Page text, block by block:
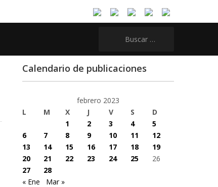
Calendario de publicaciones
febrero 2023
L
M X J V S
D
1
2 3 4
5
6
7 8 9 10 11
12
13
14 15 16 17 18
19
20
21 22 23 24 25
26
27
28
« Ene
Mar »